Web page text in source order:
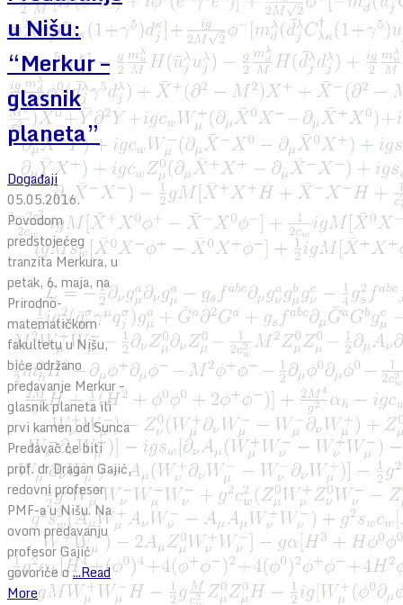
u Nišu:
“Merkur –
glasnik
planeta”
Događaji
05.05.2016.
Povodom
predstojećeg
tranzita Merkura, u
petak, 6. maja, na
Prirodno-
matematičkom
fakultetu u Nišu,
biće održano
predavanje Merkur –
glasnik planeta ili
prvi kamen od Sunca
Predavač će biti
prof. dr Dragan Gajić,
redovni profesor
PMF-a u Nišu. Na
ovom predavanju
profesor Gajić
govoriće o...Read
More